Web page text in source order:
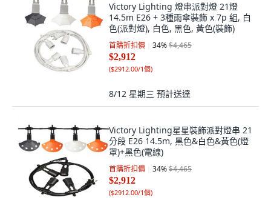
Victory Lighting 燈串派對燈 21燈
14.5m E26 + 3種雨傘裝飾 x 7p 組, 白
色(派對燈), 白色, 黑色, 黃色(裝飾)
首購折扣價 34%$4,465
$2,912
($2912.00/1個)
8/12 星期三 預計送達
Victory Lighting星星裝飾派對燈串 21
分段 E26 14.5m, 黑色&白色&黃色(燈
罩)+黑色(電線)
首購折扣價 34%$4,465
$2,912
($2912.00/1個)